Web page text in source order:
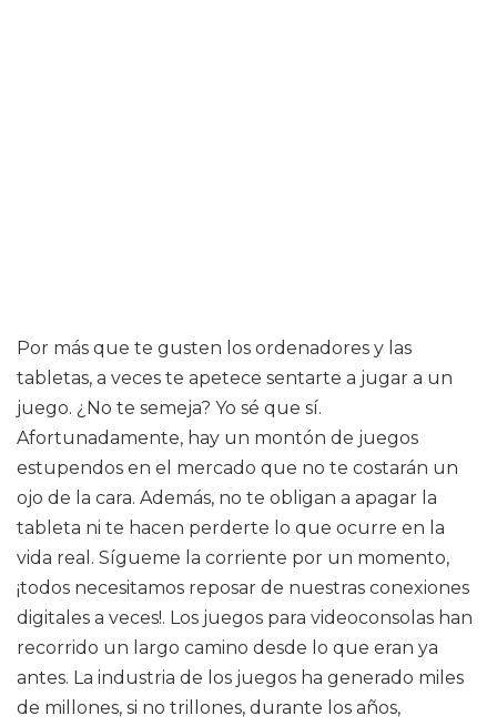
Por más que te gusten los ordenadores y las
tabletas, a veces te apetece sentarte a jugar a un
juego. ¿No te semeja? Yo sé que sí.
Afortunadamente, hay un montón de juegos
estupendos en el mercado que no te costarán un
ojo de la cara. Además, no te obligan a apagar la
tableta ni te hacen perderte lo que ocurre en la
vida real. Sígueme la corriente por un momento,
¡todos necesitamos reposar de nuestras conexiones
digitales a veces!. Los juegos para videoconsolas han
recorrido un largo camino desde lo que eran ya
antes. La industria de los juegos ha generado miles
de millones, si no trillones, durante los años,